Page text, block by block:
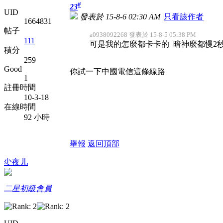
UID
1664831
帖子
111
積分
259
Good
1
註冊時間
10-3-18
在線時間
92 小時
23#
發表於 15-8-6 02:30 AM |只看該作者
a0938092268 發表於 15-8-5 05:38 PM
可是我的怎麼都卡卡的 暗神麼都慢2
你試一下中國電信這條線路
舉報 返回頂部
尐夜儿
二星初級會員